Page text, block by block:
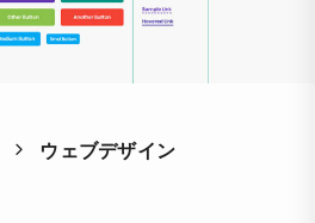
ウェブデザイン